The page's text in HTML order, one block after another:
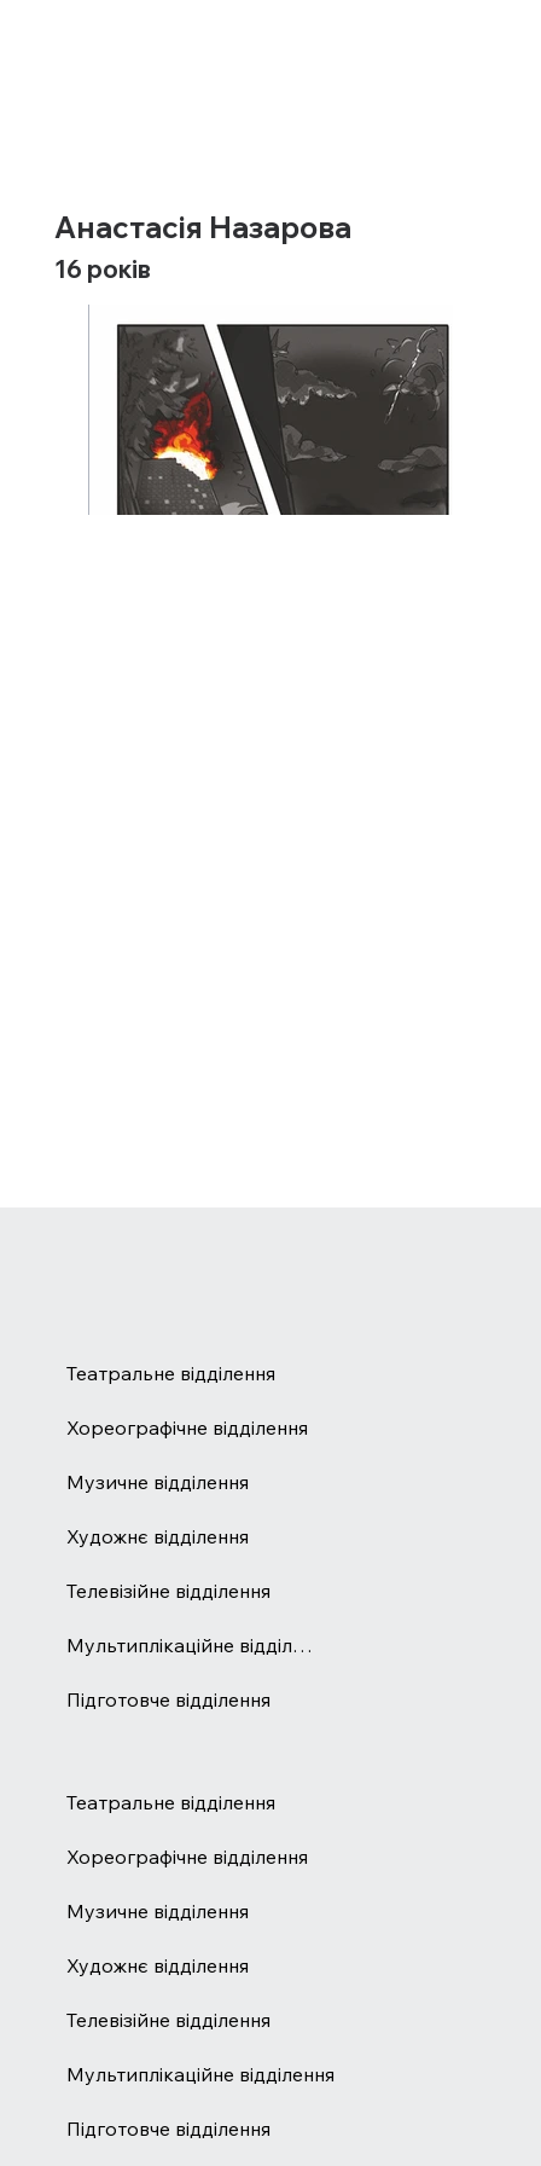
Анастасія Назарова
16 років
Театральне відділення
Хореографічне відділення
Музичне відділення
Художнє відділення
Телевізійне відділення
Мультиплікаційне відділення
Підготовче відділення
Театральне відділення
Хореографічне відділення
Музичне відділення
Художнє відділення
Телевізійне відділення
Мультиплікаційне відділення
Підготовче відділення